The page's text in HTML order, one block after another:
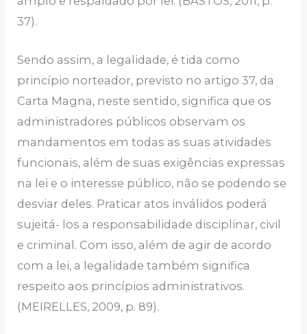
37).
Sendo assim, a legalidade, é tida como
princípio norteador, previsto no artigo 37, da
Carta Magna, neste sentido, significa que os
administradores públicos observam os
mandamentos em todas as suas atividades
funcionais, além de suas exigências expressas
na lei e o interesse público, não se podendo se
desviar deles. Praticar atos inválidos poderá
sujeitá- los a responsabilidade disciplinar, civil
e criminal. Com isso, além de agir de acordo
com a lei, a legalidade também significa
respeito aos princípios administrativos.
(MEIRELLES, 2009, p. 89).